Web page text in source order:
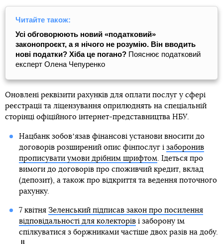
Читайте також:
Усі обговорюють новий «податковий»
законопроєкт, а я нічого не розумію. Він вводить
нові податки? Хіба це погано? Пояснює податковий
експерт Олена Чепуренко
Оновлені реквізити рахунків для оплати послуг у сфері
реєстрації та ліцензування оприлюднять на спеціальній
сторінці офіційного інтернет-представництва НБУ.
Нацбанк зобовʼязав фінансові установи вносити до
договорів розширений опис фінпослуг і заборонив
прописувати умови дрібним шрифтом. Ідеться про
вимоги до договорів про споживчий кредит, вклад
(депозит), а також про відкриття та ведення поточного
рахунку.
7 квітня Зеленський підписав закон про посилення
відповідальності для колекторіві заборону їм
спілкуватися з боржниками частіше двох разів на добу.